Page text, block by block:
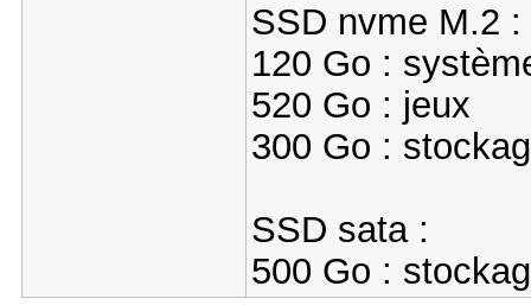
SSD nvme M.2 :
120 Go :
520 Go : jeux
300 Go :
SSD sata :
500 Go :